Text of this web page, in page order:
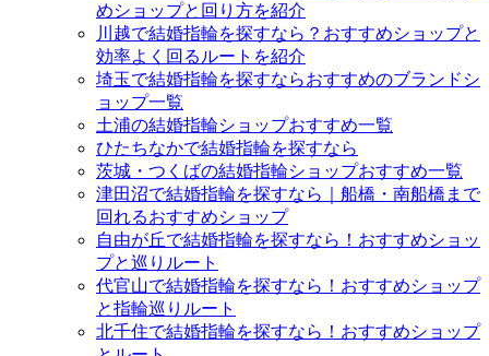
めショップと回り方を紹介
川越で結婚指輪を探すなら？おすすめショップと
効率よく回るルートを紹介
埼玉で結婚指輪を探すならおすすめのブランドシ
ョップ一覧
土浦の結婚指輪ショップおすすめ一覧
ひたちなかで結婚指輪を探すなら
茨城・つくばの結婚指輪ショップおすすめ一覧
津田沼で結婚指輪を探すなら｜船橋・南船橋まで
回れるおすすめショップ
自由が丘で結婚指輪を探すなら！おすすめショッ
プと巡りルート
代官山で結婚指輪を探すなら！おすすめショップ
と指輪巡りルート
北千住で結婚指輪を探すなら！おすすめショップ